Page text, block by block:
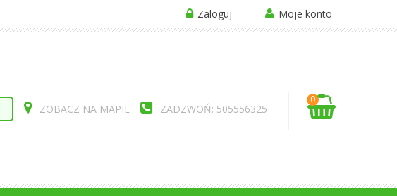
Zaloguj Moje konto
ZOBACZ NA MAPIE ZADZWOŃ: 505556325
0